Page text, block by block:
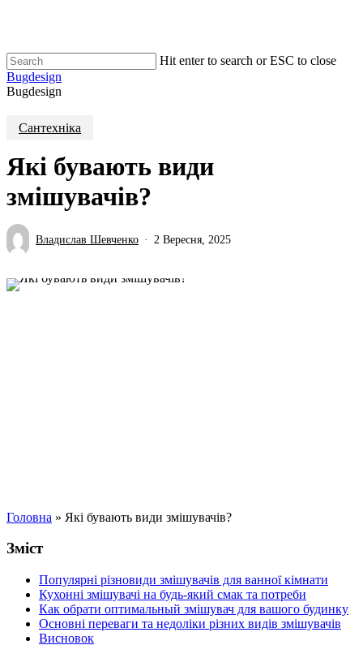
content
Hit enter to search or ESC to close
Close
Search
Bugdesign
search
Menu
Bugdesign
Cантехніка
Які бувають види
змішувачів?
Владислав Шевченко 2 Вересня, 2025
Головна » Які бувають види змішувачів?
Зміст
Популярні різновиди змішувачів для ванної кімнати
Кухонні змішувачі на будь-який смак та потреби
Как обрати оптимальный змішувач для вашого будинку
Основні переваги та недоліки різних видів змішувачів
Висновок